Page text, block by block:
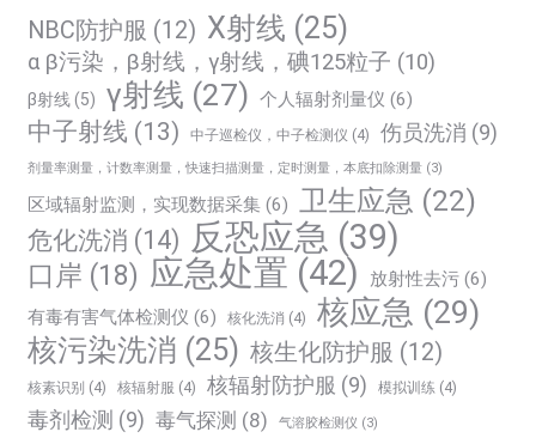
NBC防护服 (12) X射线 (25)
α β污染，β射线，γ射线，碘125粒子 (10)
β射线(5) γ射线 (27) 个人辐射剂量仪 (6)
中子射线 (13) 中子巡检仪，中子检测仪 (4) 伤员洗消 (9)
剂量率测量，计数率测量，快速扫描测量，定时测量，本底扣除测量 (3)
区域辐射监测，实现数据采集 (6) 卫生应急 (22)
危化洗消 (14) 反恐应急 (39)
口岸 (18) 应急处置 (42) 放射性去污 (6)
有毒有害气体检测仪 (6) 核化洗消 (4) 核应急 (29)
核污染洗消 (25) 核生化防护服 (12)
核素识别 (4) 核辐射服 (4) 核辐射防护服 (9) 模拟训练 (4)
毒剂检测 (9) 毒气探测 (8) 气溶胶检测仪 (3)